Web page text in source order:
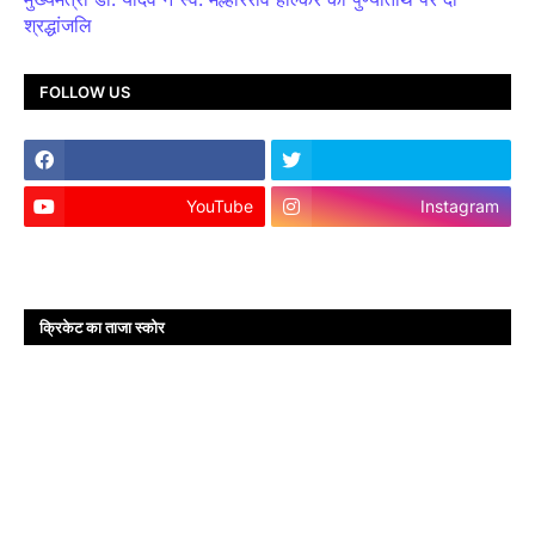
श्रद्धांजलि
FOLLOW US
YouTube Instagram
क्रिकेट का ताजा स्कोर